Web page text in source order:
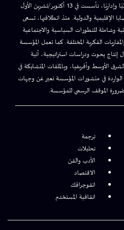
مؤسسة إعلامية وبحثية مستقلة ماليًا وإداريًا، تأسست في 13 أكتوبر/تشرين الأول
الإقليمية والدولية. منذ انطلاقتها، تسعى
وشاملة للتطورات السياسية والاجتماعية
الفكرية المختلفة. كما تعمل المؤسسة
إنتاج بحوث ودراسات استراتيجية، آنية
الأوسط وأفريقيا، وبالملفات المتشابكة في
الواردة في منشورات المؤسسة تعبر عن وجهات
الموقف الرسمي للمؤسسة.
ترجمة
تحليلات
الأدب والفن
الاقتصاد
انفوجرافك
اتفاقية المستخدم